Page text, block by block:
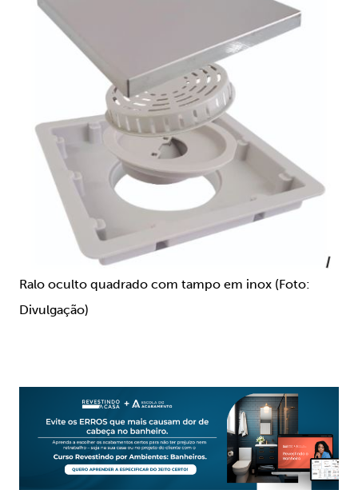
Ralo oculto quadrado com tampo em inox (Foto:
Divulgação)